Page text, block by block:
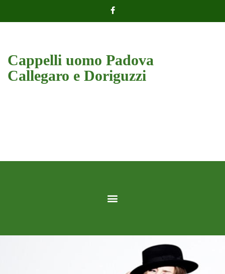
Cappelli uomo Padova
Callegaro e Doriguzzi